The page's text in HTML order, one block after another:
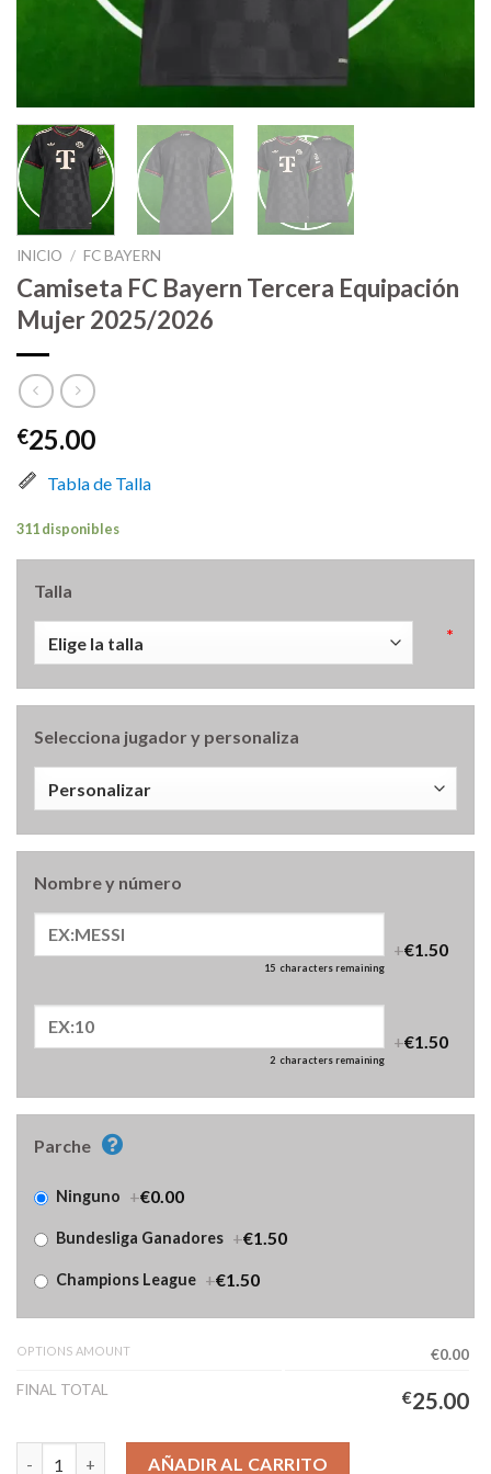
INICIO / FC BAYERN
Camiseta FC Bayern Tercera Equipación
Mujer 2025/2026
€25.00
Tabla de Talla
311 disponibles
Talla
*
Selecciona jugador y personaliza
Nombre y número
15 characters remaining
+€1.50
2 characters remaining
+€1.50
Parche
Ninguno +€0.00
Bundesliga Ganadores +€1.50
Champions League +€1.50
OPTIONS AMOUNT
€0.00
FINAL TOTAL
€25.00
Camiseta FC Bayern Tercera Equipación Mujer 2025/2026
AÑADIR AL CARRITO